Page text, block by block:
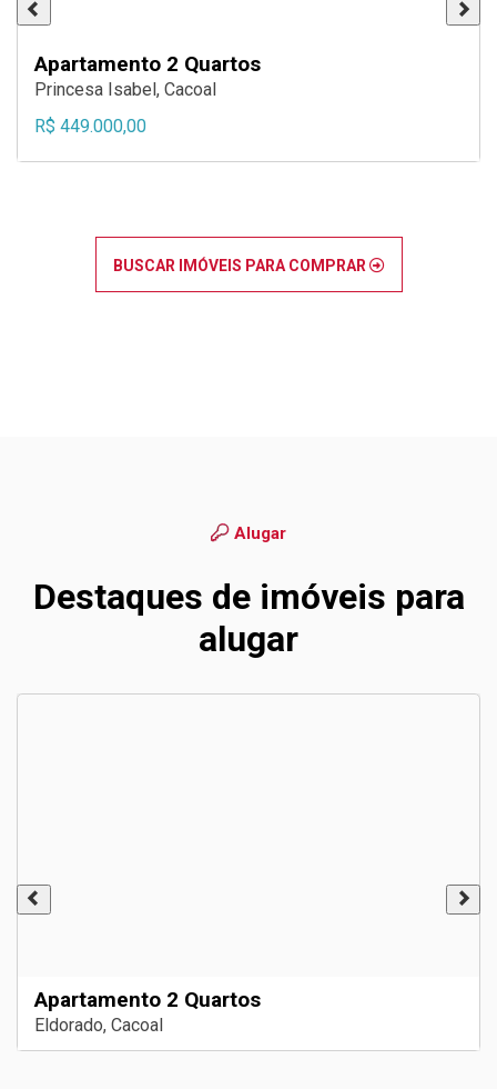
Apartamento 2 Quartos
Princesa Isabel, Cacoal
R$ 449.000,00
BUSCAR IMÓVEIS PARA COMPRAR
Alugar
Destaques de imóveis para
alugar
Apartamento 2 Quartos
Eldorado, Cacoal